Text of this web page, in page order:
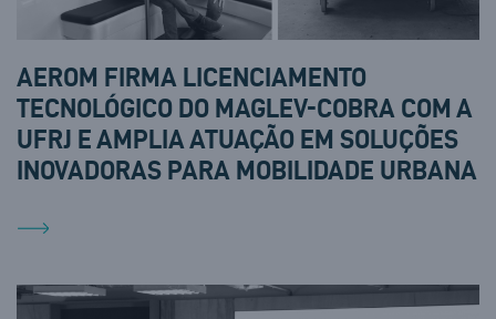
AEROM FIRMA LICENCIAMENTO
TECNOLÓGICO DO MAGLEV-COBRA COM A
UFRJ E AMPLIA ATUAÇÃO EM SOLUÇÕES
INOVADORAS PARA MOBILIDADE URBANA